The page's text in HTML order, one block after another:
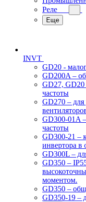
Реле
Еще
INVT
GD20 -
GD200A –
GD27, GD20
частоты
GD270 – для
GD300-01A
частоты
GD300-21 –
инвертора в
GD300L –
GD350 –
моментом.
GD350 –
GD350-19 –